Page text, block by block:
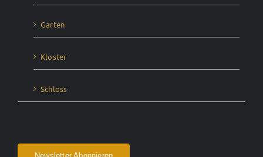
Garten
Kloster
Schloss